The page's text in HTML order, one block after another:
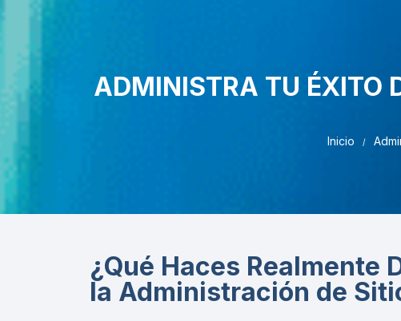
CAMPUS Y AULAS
OPTIMIZACIÓN WEB
ADMINISTRA TU ÉXITO
Inicio
¿Qué Haces Realmente
la Administración de